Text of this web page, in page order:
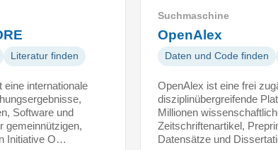
Literatur finden
internationale
Software und
gemeinnützigen,
Initiative O…
Suchmaschine
OpenAlex
Daten und Code finden
OpenAlex ist eine frei
disziplinübergreifende
Millionen
Zeitschriftenartikel,
Datensätze und